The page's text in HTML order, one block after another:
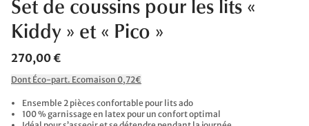
Set de coussins pour les lits «
Kiddy » et « Pico »
270,00 €
Dont Éco-part. Ecomaison 0,72€
Ensemble 2 pièces confortable pour lits ado
100 % garnissage en latex pour un confort optimal